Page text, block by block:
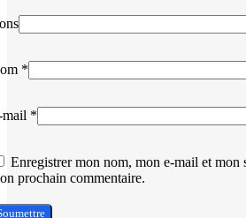
*
*
Enregistrer mon nom, mon e-mail et mon
prochain commentaire.